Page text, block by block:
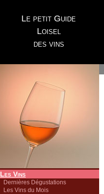
Le petit Guide
Loisel
des vins
Les Vins
Dernières Dégustations
Les Vins du Mois